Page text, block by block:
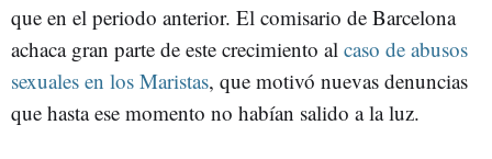
que en el periodo anterior. El comisario de Barcelona
achaca gran parte de este crecimiento al caso de abusos
sexuales en los Maristas, que motivó nuevas denuncias
que hasta ese momento no habían salido a la luz.